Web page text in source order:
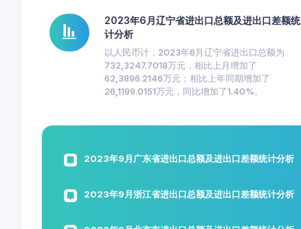
2023年6月辽宁省进出口总额及进出口差额统
计分析
以人民币计，2023年6月辽宁省进出口总额为
732,3247.7018万元，相比上月增加了
62,3896.2146万元；相比上年同期增加了
26,1199.0151万元，同比增加了1.40%。
2023年9月广东省进出口总额及进出口差额统计分析
2023年9月浙江省进出口总额及进出口差额统计分析